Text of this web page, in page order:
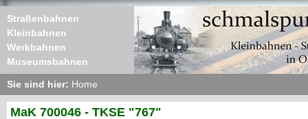
Straßenbahnen
Kleinbahnen
Werkbahnen
Museumsbahnen
Sie sind hier: Home
MaK 700046 - TKSE "767"